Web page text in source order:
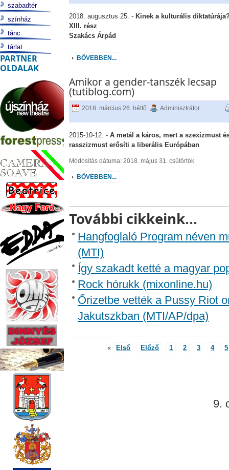
2018. augusztus 25. -Kinek a kulturális
XIII. rész
Szakács Árpád
BŐVEBBEN...
Amikor a gender-tanszék lecsap
(tutiblog.com)
2018. március 26. hétfő Adminisztrátor
2015-10-12. - A metál a káros, mert a szexizmust
rasszizmust erősíti a liberális Európában
Módosítás dátuma: 2018. május 31. csütörtök
BŐVEBBEN...
További cikkeink...
Hangfoglaló Program néven
(MTI)
Így szakadt ketté a magyar
Rock hórukk (mixonline.hu)
Őrizetbe vették a Pussy Riot
Jakutszkban (MTI/AP/dpa)
« Első Előző 1 2 3 4 5
9.
szabadtér
színház
tánc
tárlat
PARTNER
OLDALAK